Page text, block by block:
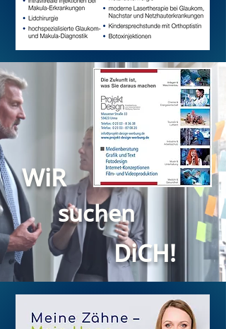
WiR
suchen
DiCH!